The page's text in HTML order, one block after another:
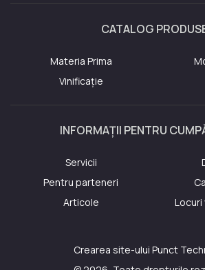
CATALOG
Materia Prima
Vinificație
INFORMAȚII PENTRU
Servicii
Pentru parteneri
Articole
Locuri
Crearea site-ului Punct